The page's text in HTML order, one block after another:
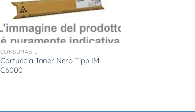
CONSUMABILI
Cartuccia Toner Nero Tipo IM
C6000